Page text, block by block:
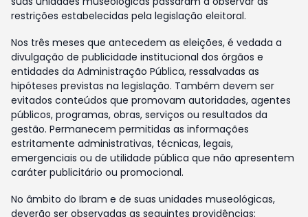
restrições estabelecidas pela legislação eleitoral.
Nos três meses que antecedem as eleições, é vedada a
divulgação de publicidade institucional dos órgãos e
entidades da Administração Pública, ressalvadas as
hipóteses previstas na legislação. Também devem ser
evitados conteúdos que promovam autoridades, agentes
públicos, programas, obras, serviços ou resultados da
gestão. Permanecem permitidas as informações
estritamente administrativas, técnicas, legais,
emergenciais ou de utilidade pública que não apresentem
caráter publicitário ou promocional.
No âmbito do Ibram e de suas unidades museológicas,
deverão ser observadas as seguintes providências: